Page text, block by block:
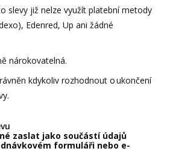
slevy již nelze využít platební metody
Edenred, Up ani žádné
nárokovatelná.
kdykoliv rozhodnout o ukončení
zaslat jako součástí údajů
formuláři nebo e-